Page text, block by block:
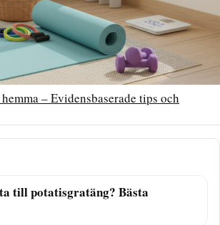
– Evidensbaserade tips och
till potatisgratäng? Bästa